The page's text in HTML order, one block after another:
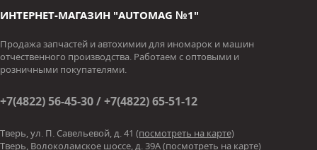
ИНТЕРНЕТ-МАГАЗИН "AUTOMAG №1"
Продажа запчастей и автохимии для иномарок и машин
отчественного производства. Работаем с оптовыми и
розничными покупателями.
+7(4822) 56-45-30 / +7(4822) 65-51-12
Тверь, ул. П. Савельевой, д. 41 (посмотреть на карте)
Тверь, Волоколамское шоссе, д. 39А(посмотреть на карте)